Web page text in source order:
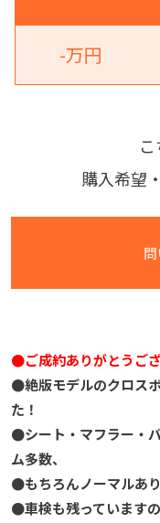
-万円
購入希望
●ご成約ありがとうご
●絶版モデルのクロス
た！
●シート・マフラー・
ム多数、
●もちろんノーマルあ
●車検も残っています